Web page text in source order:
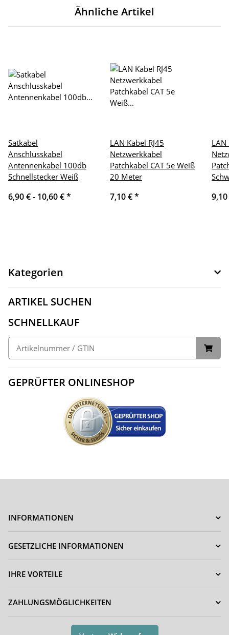
Ähnliche Artikel
Satkabel
Anschlusskabel
Antennenkabel 100db
Schnellstecker Weiß
6,90 € - 10,60 €*
LAN Kabel RJ45
Netzwerkkabel
Patchkabel CAT 5e Weiß
20 Meter
7,10 €*
LAN
Kategorien
ARTIKEL SUCHEN
SCHNELLKAUF
GEPRÜFTER ONLINESHOP
INFORMATIONEN
GESETZLICHE INFORMATIONEN
IHRE VORTEILE
ZAHLUNGSMÖGLICHKEITEN